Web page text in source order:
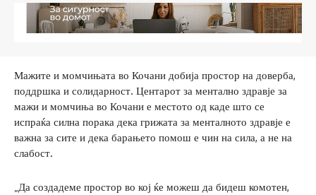
Мажите и момчињата во Кочани добија простор на доверба,
поддршка и солидарност. Центарот за ментално здравје за
мажи и момчиња во Кочани е местото од каде што се
испраќа силна порака дека грижата за менталното здравје е
важна за сите и дека барањето помош е чин на сила, а не на
слабост.
„Да создадеме простор во кој ќе можеш да бидеш комотен,